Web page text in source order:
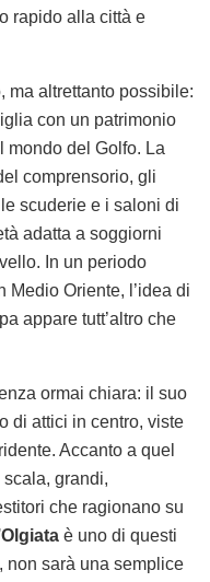
rapido alla città e
ma altrettanto possibile:
con un patrimonio
mondo del Golfo. La
comprensorio, gli
scuderie e i saloni di
adatta a soggiorni
In un periodo
Oriente, l’idea di
appare tutt’altro che
ormai chiara: il suo
di attici in centro, viste
Accanto a quel
grandi,
che ragionano su
è uno di questi
non sarà una semplice